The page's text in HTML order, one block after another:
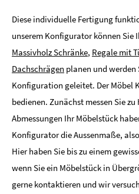
Diese individuelle Fertigung
unserem Konfigurator können Sie
Massivholz Schränke, Regale mit
Dachschrägen planen und
Konfiguration geleitet. Der Möbel
bedienen. Zunächst messen Sie
Abmessungen Ihr Möbelstück
Konfigurator die Aussenmaße,
Hier haben Sie bis zu einem
wenn Sie ein Möbelstück in
gerne kontaktieren und wir